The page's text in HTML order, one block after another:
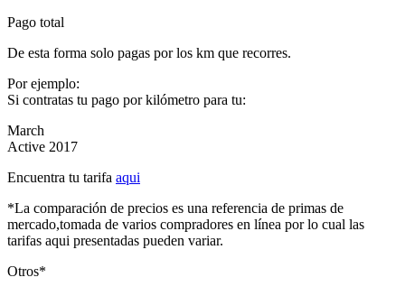
Pago total
De esta forma solo pagas por los km que recorres.
Por ejemplo:
Si contratas tu pago por kilómetro para tu:
March
Active 2017
Encuentra tu tarifa aqui
*La comparación de precios es una referencia de primas de
mercado,tomada de varios compradores en línea por lo cual las
tarifas aqui presentadas pueden variar.
Otros*